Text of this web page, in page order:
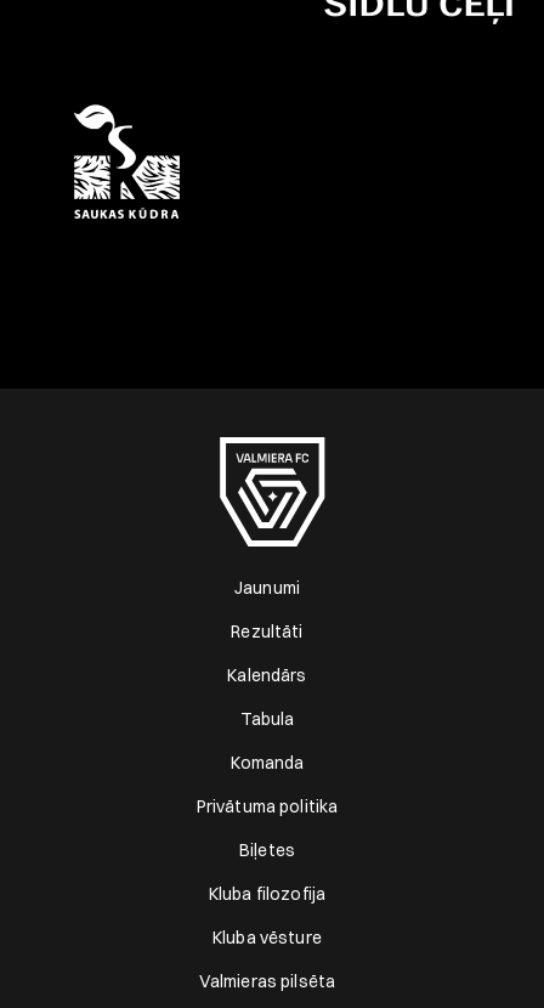
Jaunumi
Rezultāti
Kalendārs
Tabula
Komanda
Privātuma politika
Biļetes
Kluba filozofija
Kluba vēsture
Valmieras pilsēta